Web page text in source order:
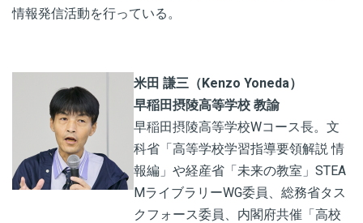
情報発信活動を行っている。
米田 謙三（Kenzo Yoneda）
早稲田摂陵高等学校 教諭
早稲田摂陵高等学校Wコース長。文
科省「高等学校学習指導要領解説 情
報編」や経産省「未来の教室」STEA
MライブラリーWG委員、総務省タス
クフォース委員、内閣府共催「高校